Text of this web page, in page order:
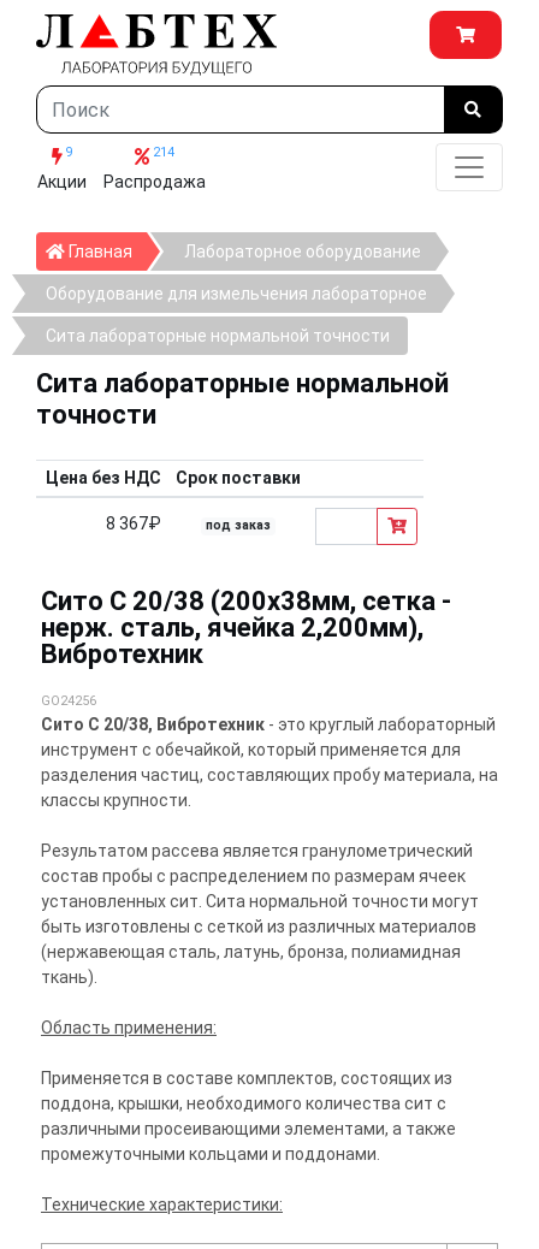
9
Акции
214
Распродажа
Главная ГлавнаяЛабораторное оборудование
Оборудование для измельчения лабораторное
Сита лабораторные нормальной точности
Сита лабораторные нормальной
точности
Цена без НДС Срок поставки
8 367₽ под заказ
Сито С 20/38 (200х38мм, сетка -
нерж. сталь, ячейка 2,200мм),
Вибротехник
GO24256
Сито С 20/38, Вибротехник - это круглый лабораторный
инструмент с обечайкой, который применяется для
разделения частиц, составляющих пробу материала, на
классы крупности.
Результатом рассева является гранулометрический
состав пробы с распределением по размерам ячеек
установленных сит. Сита нормальной точности могут
быть изготовлены с сеткой из различных материалов
(нержавеющая сталь, латунь, бронза, полиамидная
ткань).
Область применения:
Применяется в составе комплектов, состоящих из
поддона, крышки, необходимого количества сит с
различными просеивающими элементами, а также
промежуточными кольцами и поддонами.
Технические характеристики: